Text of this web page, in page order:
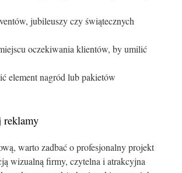
jubileuszy czy świątecznych
oczekiwania klientów, by umilić
element nagród lub pakietów
reklamy
warto zadbać o profesjonalny projekt
wizualną firmy, czytelna i atrakcyjna